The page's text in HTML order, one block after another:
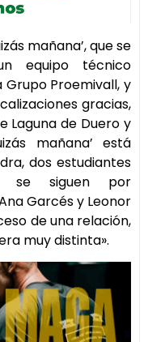
mañana’, que se
equipo técnico
Proemivall, y
gracias,
Laguna de Duero y
mañana’ está
dos estudiantes
se siguen por
Garcés y Leonor
de una relación,
muy distinta».